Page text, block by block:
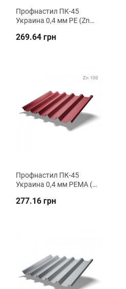
Профнастил ПК-45
Украина 0,4 мм PE (Zn
Металика
269.64 грн
Профнастил ПК-45
Украина 0,4 мм PEMA (Zn
Металика
277.16 грн